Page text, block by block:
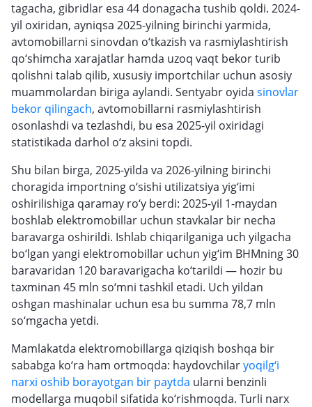
tagacha, gibridlar esa 44 donagacha tushib qoldi. 2024-
yil oxiridan, ayniqsa 2025-yilning birinchi yarmida,
avtomobillarni sinovdan o‘tkazish va rasmiylashtirish
qo‘shimcha xarajatlar hamda uzoq vaqt bekor turib
qolishni talab qilib, xususiy importchilar uchun asosiy
muammolardan biriga aylandi. Sentyabr oyida sinovlar
bekor qilingach, avtomobillarni rasmiylashtirish
osonlashdi va tezlashdi, bu esa 2025-yil oxiridagi
statistikada darhol o‘z aksini topdi.
Shu bilan birga, 2025-yilda va 2026-yilning birinchi
choragida importning o‘sishi utilizatsiya yig‘imi
oshirilishiga qaramay ro‘y berdi: 2025-yil 1-maydan
boshlab elektromobillar uchun stavkalar bir necha
baravarga oshirildi. Ishlab chiqarilganiga uch yilgacha
bo‘lgan yangi elektromobillar uchun yig‘im BHMning 30
baravaridan 120 baravarigacha ko‘tarildi — hozir bu
taxminan 45 mln so‘mni tashkil etadi. Uch yildan
oshgan mashinalar uchun esa bu summa 78,7 mln
so‘mgacha yetdi.
Mamlakatda elektromobillarga qiziqish boshqa bir
sababga ko‘ra ham ortmoqda: haydovchilaryoqilg‘i
narxi oshib borayotgan bir paytda ularni benzinli
modellarga muqobil sifatida ko‘rishmoqda. Turli narx